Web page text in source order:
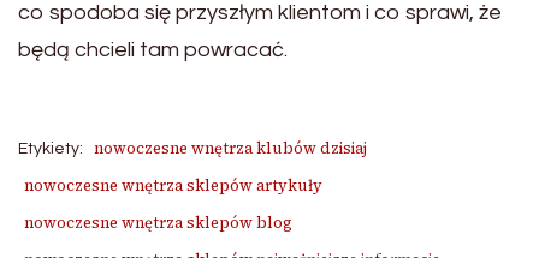
co spodoba się przyszłym klientom i co sprawi, że
będą chcieli tam powracać.
Etykiety:
nowoczesne wnętrza klubów dzisiaj
nowoczesne wnętrza sklepów artykuły
nowoczesne wnętrza sklepów blog